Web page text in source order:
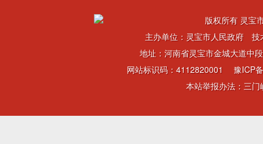
版权所有 灵宝
主办单位：灵宝市人民政府 技
地址：河南省灵宝市金城大道
网站标识码：4112820001 豫ICP
本站举报办法：三